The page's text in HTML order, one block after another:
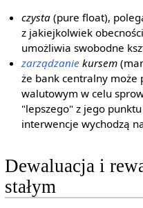
czysta (pure float),
z jakiejkolwiek
umożliwia swobodne
zarządzanie kursem
że bank centralny może
walutowym w celu
"lepszego" z jego
interwencje wychodzą
Dewaluacja i
stałym